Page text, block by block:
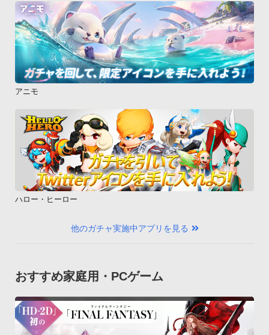
アニモ
ハロー・ヒーロー
他のガチャ実施中アプリを見る
おすすめ家庭用・PCゲーム